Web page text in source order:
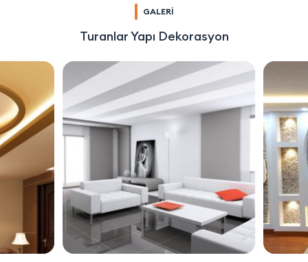
GALERİ
Turanlar Yapı Dekorasyon